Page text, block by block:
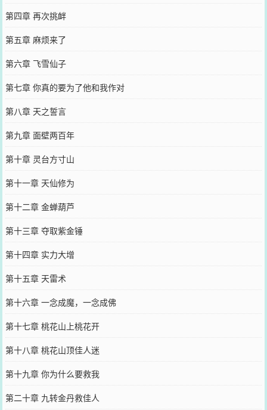
第四章 再次挑衅
第五章 麻烦来了
第六章 飞雪仙子
第七章 你真的要为了他和我作对
第八章 天之誓言
第九章 面壁两百年
第十章 灵台方寸山
第十一章 天仙修为
第十二章 金蝉葫芦
第十三章 夺取紫金锤
第十四章 实力大增
第十五章 天雷术
第十六章 一念成魔，一念成佛
第十七章 桃花山上桃花开
第十八章 桃花山顶佳人迷
第十九章 你为什么要救我
第二十章 九转金丹救佳人